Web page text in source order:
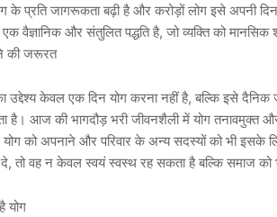
प्रति जागरूकता बढ़ी है और करोड़ों लोग इसे अपनी
एक वैज्ञानिक और संतुलित पद्धति है, जो व्यक्ति को
की जरूरत
उद्देश्य केवल एक दिन योग करना नहीं है, बल्कि इसे दैनिक
आज की भागदौड़ भरी जीवनशैली में योग तनावमुक्त
को अपनाने और परिवार के अन्य सदस्यों को भी इसके
दे, तो वह न केवल स्वयं स्वस्थ रह सकता है बल्कि समाज
योग